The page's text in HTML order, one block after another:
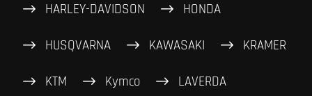
HARLEY-DAVIDSON HONDA
HUSQVARNA KAWASAKI KRAMER
KTM Kymco LAVERDA